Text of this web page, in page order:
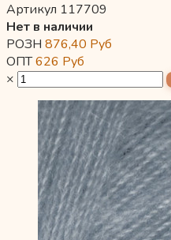
Артикул 117709
Нет в наличии
РОЗН 876,40 Руб
ОПТ626 Руб
×